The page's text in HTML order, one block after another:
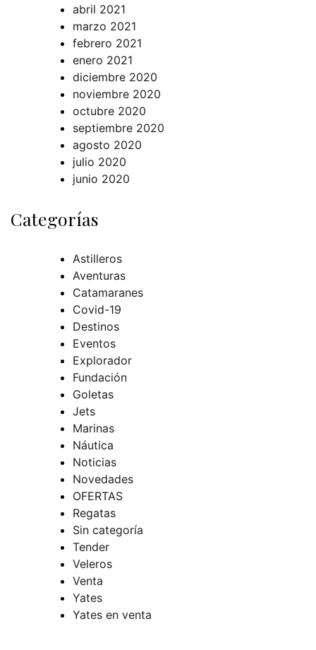
abril 2021
marzo 2021
febrero 2021
enero 2021
diciembre 2020
noviembre 2020
octubre 2020
septiembre 2020
agosto 2020
julio 2020
junio 2020
Categorías
Astilleros
Aventuras
Catamaranes
Covid-19
Destinos
Eventos
Explorador
Fundación
Goletas
Jets
Marinas
Náutica
Noticias
Novedades
OFERTAS
Regatas
Sin categoría
Tender
Veleros
Venta
Yates
Yates en venta